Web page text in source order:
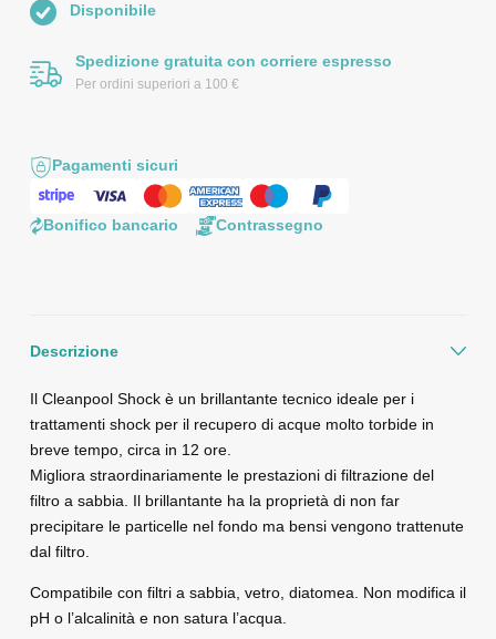
Disponibile
Spedizione gratuita con corriere espresso
Per ordini superiori a 100 €
Pagamenti sicuri
Bonifico bancario Contrassegno
Descrizione
Il Cleanpool Shock è un brillantante tecnico ideale per i
trattamenti shock per il recupero di acque molto torbide in
breve tempo, circa in 12 ore.
Migliora straordinariamente le prestazioni di filtrazione del
filtro a sabbia. Il brillantante ha la proprietà di non far
precipitare le particelle nel fondo ma bensi vengono trattenute
dal filtro.
Compatibile con filtri a sabbia, vetro, diatomea. Non modifica il
pH o l’alcalinità e non satura l’acqua.